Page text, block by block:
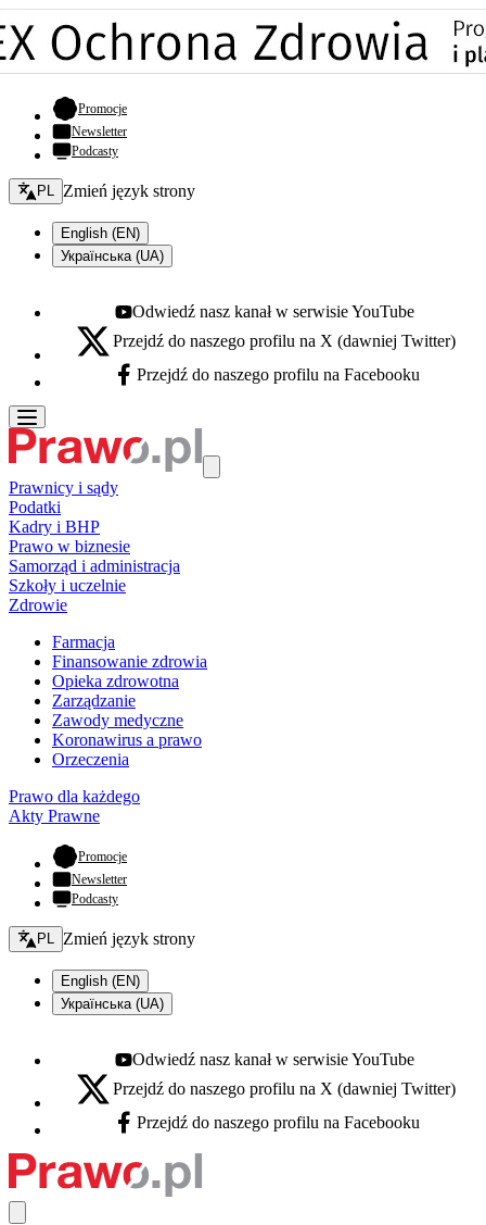
Promocje- otwiera się w nowej karcie
Newsletter
Podcasty
Zmień język - bieżący:
PL Zmień język strony
English (EN)
Українська (UA)
Youtube - otwiera się w nowej karcie
Odwiedź nasz kanał w serwisie YouTube
X - otwiera się w nowej karcie
Przejdź do naszego profilu na X (dawniej Twitter)
Facebook - otwiera się w nowej karcie
Przejdź do naszego profilu na Facebooku
Prawnicy i sądy
Podatki
Kadry i BHP
Prawo w biznesie
Samorząd i administracja
Szkoły i uczelnie
Zdrowie
Farmacja
Finansowanie zdrowia
Opieka zdrowotna
Zarządzanie
Zawody medyczne
Koronawirus a prawo
Orzeczenia
Prawo dla każdego
Akty Prawne
Promocje- otwiera się w nowej karcie
Newsletter
Podcasty
Zmień język - bieżący:
PL Zmień język strony
English (EN)
Українська (UA)
Youtube - otwiera się w nowej karcie
Odwiedź nasz kanał w serwisie YouTube
X - otwiera się w nowej karcie
Przejdź do naszego profilu na X (dawniej Twitter)
Facebook - otwiera się w nowej karcie
Przejdź do naszego profilu na Facebooku